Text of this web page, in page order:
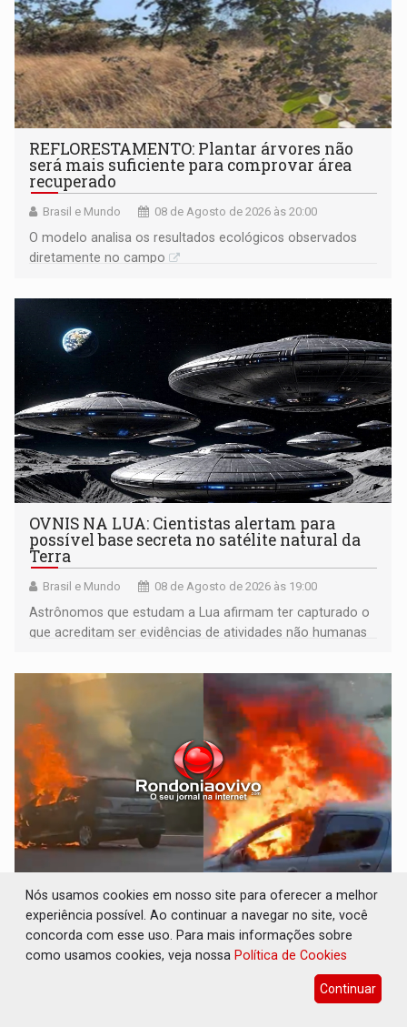
REFLORESTAMENTO: Plantar árvores não
será mais suficiente para comprovar área
recuperado
Brasil e Mundo 08 de Agosto de 2026 às 20:00
O modelo analisa os resultados ecológicos observados
diretamente no campo
OVNIS NA LUA: Cientistas alertam para
possível base secreta no satélite natural da
Terra
Brasil e Mundo 08 de Agosto de 2026 às 19:00
Astrônomos que estudam a Lua afirmam ter capturado o
que acreditam ser evidências de atividades não humanas
órbita
ACABOU COM PEUGEOT: Incêndio destrói
carro que era rebocado para oficina no
Centro de Porto Velho
Polícia 08 de Agosto de 2026 às 18:56
Nós usamos cookies em nosso site para oferecer a melhor
experiência possível. Ao continuar a navegar no site, você
concorda com esse uso. Para mais informações sobre
como usamos cookies, veja nossa Política de Cookies
Continuar